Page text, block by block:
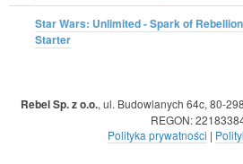
Star Wars: Unlimited - Spark of
Starter
Rebel Sp. z o.o., ul. Budowlanych 64c, 80-
REGON:
Polityka prywatności |